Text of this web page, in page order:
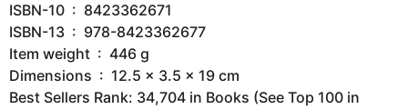
ISBN-10 ‏ : ‎ 8423362671
ISBN-13 ‏ : ‎ 978-8423362677
Item weight ‏ : ‎ 446 g
Dimensions ‏ : ‎ 12.5 x 3.5 x 19 cm
Best Sellers Rank: 34,704 in Books (See Top 100 in